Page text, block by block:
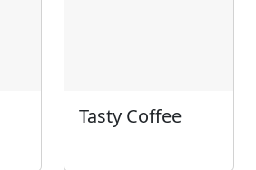
Tasty Coffee